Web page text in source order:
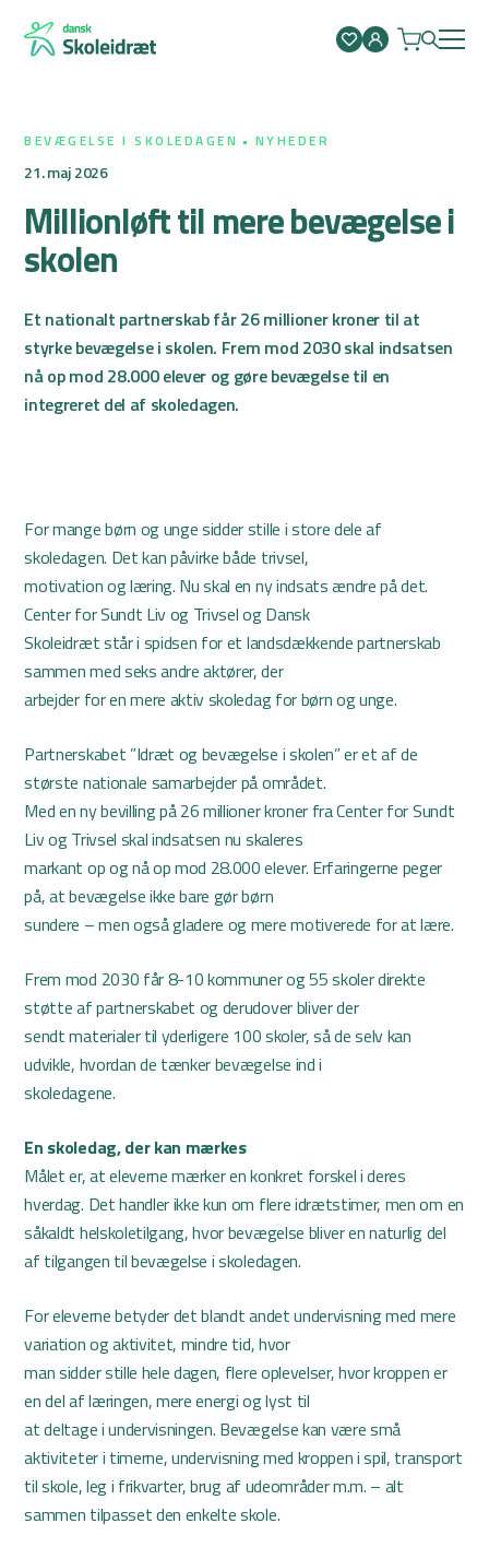
BEVÆGELSE I SKOLEDAGEN NYHEDER
21. maj 2026
Millionløft til mere bevægelse i
skolen
Et nationalt partnerskab får 26 millioner kroner til at
styrke bevægelse i skolen. Frem mod 2030 skal indsatsen
nå op mod 28.000 elever og gøre bevægelse til en
integreret del af skoledagen.
For mange børn og unge sidder stille i store dele af
skoledagen. Det kan påvirke både trivsel,
motivation og læring. Nu skal en ny indsats ændre på det.
Center for Sundt Liv og Trivsel og Dansk
Skoleidræt står i spidsen for et landsdækkende partnerskab
sammen med seks andre aktører, der
arbejder for en mere aktiv skoledag for børn og unge.
Partnerskabet ”Idræt og bevægelse i skolen” er et af de
største nationale samarbejder på området.
Med en ny bevilling på 26 millioner kroner fra Center for Sundt
Liv og Trivsel skal indsatsen nu skaleres
markant op og nå op mod 28.000 elever. Erfaringerne peger
på, at bevægelse ikke bare gør børn
sundere – men også gladere og mere motiverede for at lære.
Frem mod 2030 får 8-10 kommuner og 55 skoler direkte
støtte af partnerskabet og derudover bliver der
sendt materialer til yderligere 100 skoler, så de selv kan
udvikle, hvordan de tænker bevægelse ind i
skoledagene.
En skoledag, der kan mærkes
Målet er, at eleverne mærker en konkret forskel i deres
hverdag. Det handler ikke kun om flere idrætstimer, men om en
såkaldt helskoletilgang, hvor bevægelse bliver en naturlig del
af tilgangen til bevægelse i skoledagen.
For eleverne betyder det blandt andet undervisning med mere
variation og aktivitet, mindre tid, hvor
man sidder stille hele dagen, flere oplevelser, hvor kroppen er
en del af læringen, mere energi og lyst til
at deltage i undervisningen. Bevægelse kan være små
aktiviteter i timerne, undervisning med kroppen i spil, transport
til skole, leg i frikvarter, brug af udeområder m.m. – alt
sammen tilpasset den enkelte skole.